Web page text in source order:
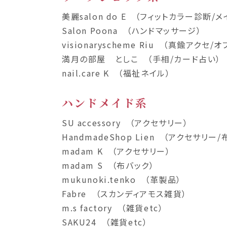
美麗salon do E （フィットカラー診断/メイ
Salon Poona （ハンドマッサージ）
visionaryscheme Riu （真鍮アクセ/オブ
満月の部屋 としこ （手相/カード占い）
nail.care K （福祉ネイル）
ハンドメイド系
SU accessory （アクセサリー）
HandmadeShop Lien （アクセサリー/布
madam K （アクセサリー）
madam S （布バック）
mukunoki.tenko （革製品）
Fabre （スカンディアモス雑貨）
m.s factory （雑貨etc）
SAKU24 （雑貨etc）